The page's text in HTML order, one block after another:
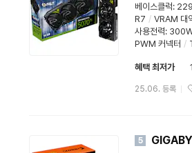
베이스클럭:
R7 / VRAM 대
사용전력:
PWM 커넥터 /
혜택 최저가
25.06. 등록
5